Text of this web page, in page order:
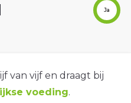
Ja
van vijf en draagt bij
voeding.